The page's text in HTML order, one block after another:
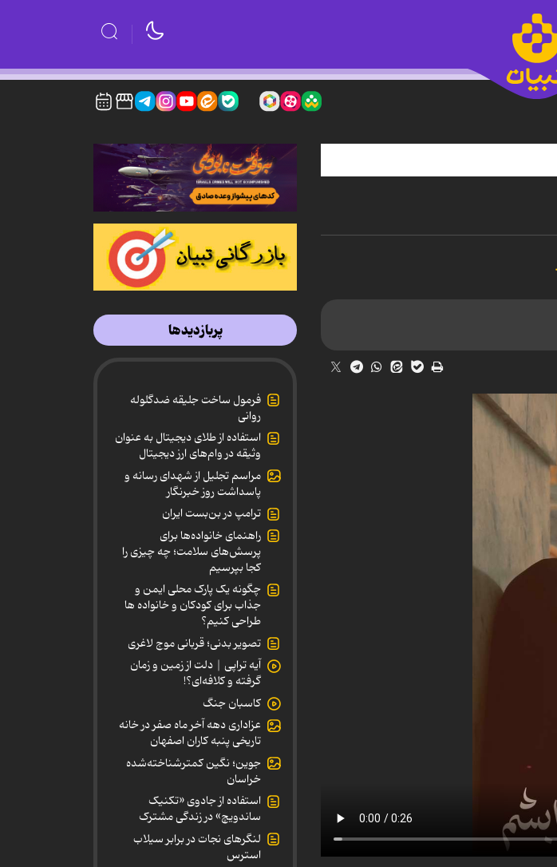
پربازدیدها
فرمول ساخت جلیقه ضدگلوله
روانی
استفاده از طلای دیجیتال به عنوان
وثیقه در وام‌های ارز دیجیتال
مراسم تجلیل از شهدای رسانه و
پاسداشت روز خبرنگار
ترامپ در بن‌بست ایران
راهنمای خانواده‌ها برای
پرسش‌های سلامت؛ چه چیزی را
کجا بپرسیم
چگونه یک پارک محلی ایمن و
جذاب برای کودکان و خانواده ها
طراحی کنیم؟
تصویر بدنی؛ قربانی موج لاغری
آیه تراپی | دلت از زمین و زمان
گرفته و کلافه‌ای؟!
کاسبان جنگ
عزاداری دهه آخر ماه صفر در خانه
تاریخی پنبه کاران اصفهان
جوین؛ نگین کمترشناخته‌شده
خراسان
استفاده از جادوی «تکنیک
ساندویچ» در زندگی مشترک
لنگرهای نجات در برابر سیلاب
استرس